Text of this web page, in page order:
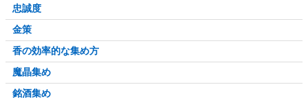
忠誠度
金策
香の効率的な集め方
魔晶集め
銘酒集め